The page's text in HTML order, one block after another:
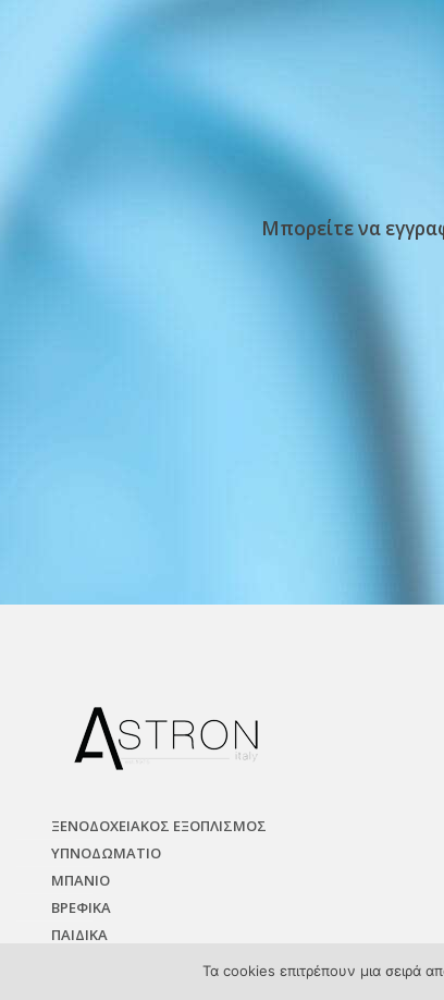
Μπορείτε να
ΞΕΝΟΔΟΧΕΙΑΚΟΣ ΕΞΟΠΛΙΣΜΟΣ
ΥΠΝΟΔΩΜΑΤΙO
ΜΠΑΝΙΟ
ΒΡΕΦΙΚΑ
ΠΑΙΔΙΚΑ
Τα cookies επιτρέπουν μια σειρά